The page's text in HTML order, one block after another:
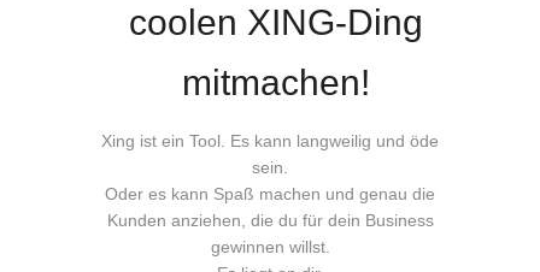
coolen XING-Ding
mitmachen!
Xing ist ein Tool. Es kann langweilig und öde
sein.
Oder es kann Spaß machen und genau die
Kunden anziehen, die du für dein Business
gewinnen willst.